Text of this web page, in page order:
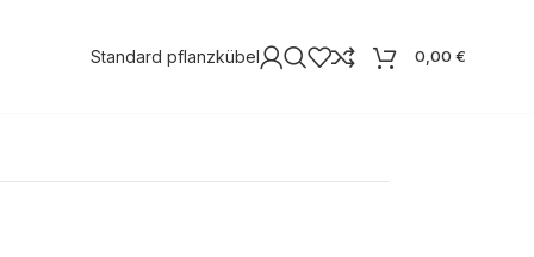
Standard pflanzkübel 0,00 €